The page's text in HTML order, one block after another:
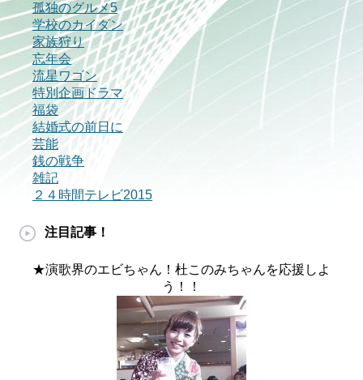
孤独のグルメ5
学校のカイダン
家族狩り
忘年会
流星ワゴン
特別企画ドラマ
福袋
結婚式の前日に
芸能
銭の戦争
雑記
２４時間テレビ2015
注目記事！
★演歌界のエビちゃん！杜このみちゃんを応援しよ
う！！